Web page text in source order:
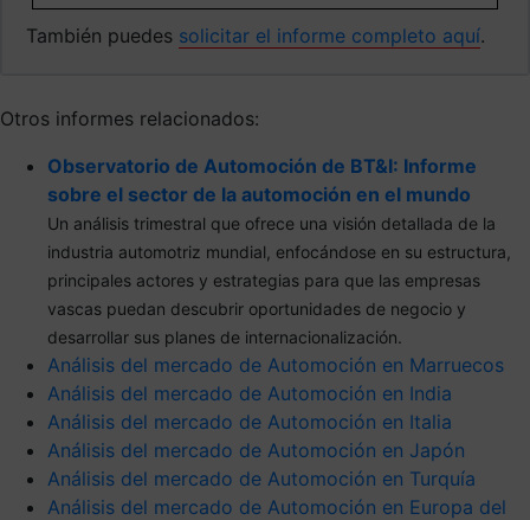
También puedes solicitar el informe completo aquí.
Otros informes relacionados:
Observatorio de Automoción de BT&I: Informe
sobre el sector de la automoción en el mundo
Un análisis trimestral que ofrece una visión detallada de la
industria automotriz mundial, enfocándose en su estructura,
principales actores y estrategias para que las empresas
vascas puedan descubrir oportunidades de negocio y
desarrollar sus planes de internacionalización.
Análisis del mercado de Automoción en Marruecos
Análisis del mercado de Automoción en India
Análisis del mercado de Automoción en Italia
Análisis del mercado de Automoción en Japón
Análisis del mercado de Automoción en Turquía
Análisis del mercado de Automoción en Europa del